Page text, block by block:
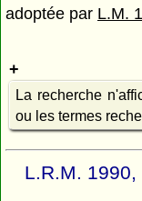
adoptée par L.M.
La recherche
ou les termes
L.R.M. 1990,